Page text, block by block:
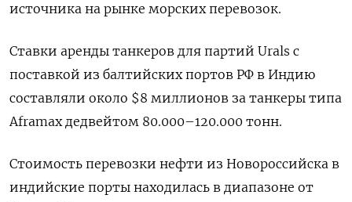
источника на рынке морских перевозок.
Ставки аренды танкеров для партий Urals с
поставкой из балтийских портов РФ в Индию
составляли около $8 миллионов за танкеры типа
Aframax дедвейтом 80.000–120.000 тонн.
Стоимость перевозки нефти из Новороссийска в
индийские порты находилась в диапазоне от